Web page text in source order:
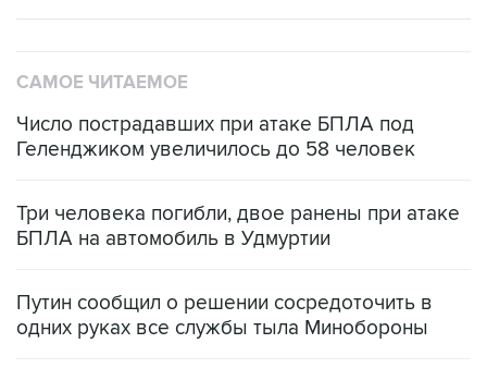
САМОЕ ЧИТАЕМОЕ
Число пострадавших при атаке БПЛА под
Геленджиком увеличилось до 58 человек
Три человека погибли, двое ранены при атаке
БПЛА на автомобиль в Удмуртии
Путин сообщил о решении сосредоточить в
одних руках все службы тыла Минобороны